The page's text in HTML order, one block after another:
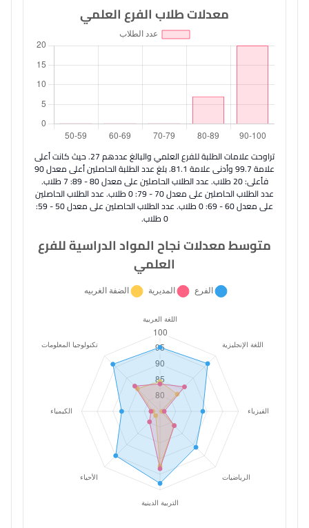
معدلات طلاب الفرع العلمي
تراوحت علامات الطلبة للفرع العلمي والبالغ عددهم 27. حيث كانت أعلى
علامة 99.7 وأدنى علامة 81.1. بلغ عدد الطلبة الحاصلين أعلى معدل 90
فأعلى: 20 طلاب. عدد الطلاب الحاصلين على معدل 80 - 89: 7 طلاب.
عدد الطلاب الحاصلين على معدل 70 - 79: 0 طلاب. عدد الطلاب الحاصلين
على معدل 60 - 69: 0 طلاب. عدد الطلاب الحاصلين على معدل 50 - 59:
0 طلاب.
متوسط معدلات نجاح المواد الدراسية للفرع
العلمي